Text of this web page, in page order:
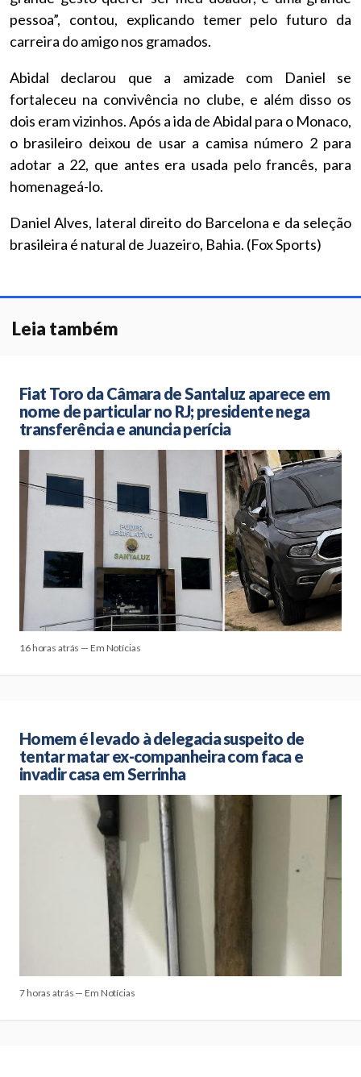
pessoa”, contou, explicando temer pelo futuro da
carreira do amigo nos gramados.
Abidal declarou que a amizade com Daniel se
fortaleceu na convivência no clube, e além disso os
dois eram vizinhos. Após a ida de Abidal para o Monaco,
o brasileiro deixou de usar a camisa número 2 para
adotar a 22, que antes era usada pelo francês, para
homenageá-lo.
Daniel Alves, lateral direito do Barcelona e da seleção
brasileira é natural de Juazeiro, Bahia. (Fox Sports)
Leia também
Fiat Toro da Câmara de Santaluz aparece em
nome de particular no RJ; presidente nega
transferência e anuncia perícia
16 horas atrás — Em Notícias
Homem é levado à delegacia suspeito de
tentar matar ex-companheira com faca e
invadir casa em Serrinha
7 horas atrás — Em Notícias